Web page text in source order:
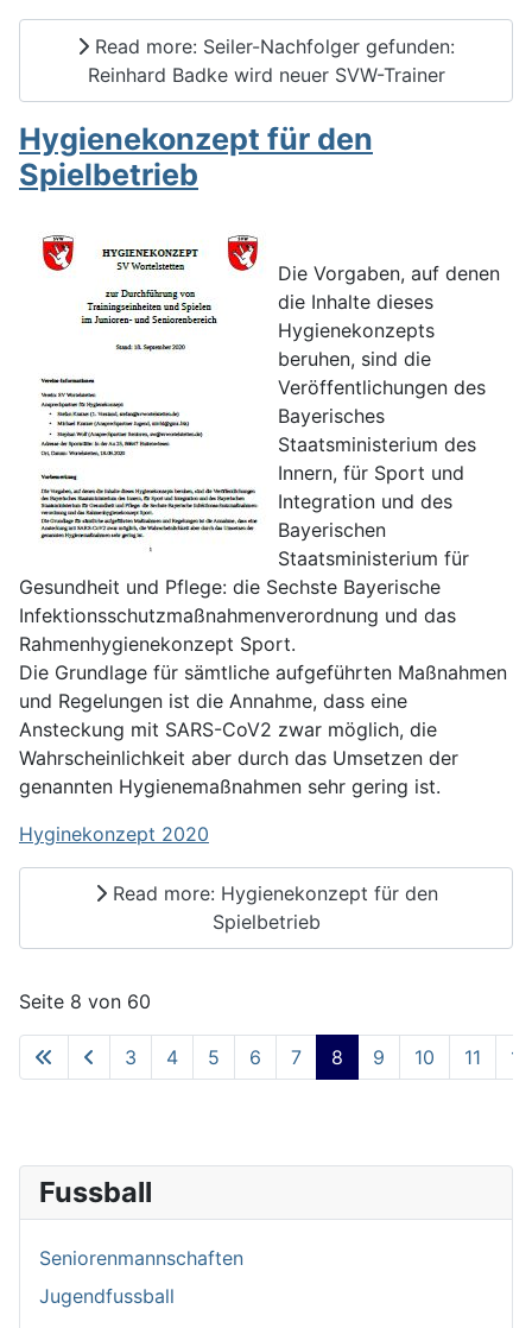
Fussball
Seniorenmannschaften
Jugendfussball
Read more: Seiler-Nachfolger gefunden:
Reinhard Badke wird neuer SVW-Trainer
Hygienekonzept für den
Spielbetrieb
Die Vorgaben, auf denen
die Inhalte dieses
Hygienekonzepts
beruhen, sind die
Veröffentlichungen des
Bayerisches
Staatsministerium des
Innern, für Sport und
Integration und des
Bayerischen
Staatsministerium für
Gesundheit und Pflege: die Sechste Bayerische
Infektionsschutzmaßnahmenverordnung und das
Rahmenhygienekonzept Sport.
Die Grundlage für sämtliche aufgeführten Maßnahmen
und Regelungen ist die Annahme, dass eine
Ansteckung mit SARS-CoV2 zwar möglich, die
Wahrscheinlichkeit aber durch das Umsetzen der
genannten Hygienemaßnahmen sehr gering ist.
Hyginekonzept 2020
Read more: Hygienekonzept für den
Spielbetrieb
Seite 8 von 60
3 4 5 6 7 8 9 10 11 12